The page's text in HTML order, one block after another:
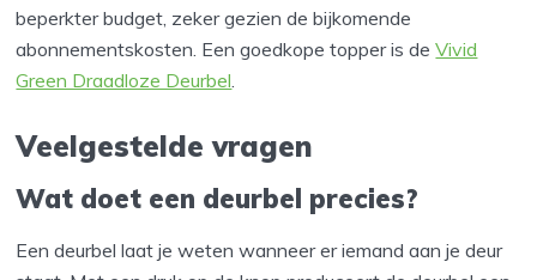
beperkter budget, zeker gezien de bijkomende
abonnementskosten. Een goedkope topper is deVivid
Green Draadloze Deurbel
Veelgestelde vragen
Wat doet een deurbel precies?
Een deurbel laat je weten wanneer er iemand aan je deur